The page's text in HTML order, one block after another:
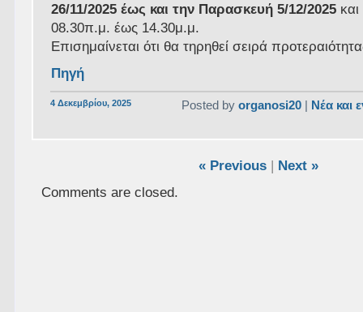
26/11/2025 έως και την Παρασκευή 5/12/2025
08.30π.μ. έως 14.30μ.μ.
Επισημαίνεται ότι θα τηρηθεί σειρά
Πηγή
4 Δεκεμβρίου, 2025 Posted byorganosi20 | Νέα και
« Previous|
Next »
Comments are closed.